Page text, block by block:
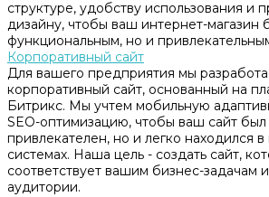
структуре, удобству использования и
дизайну, чтобы ваш интернет-магазин
функциональным, но и
Корпоративный сайт
Для вашего предприятия мы
корпоративный сайт, основанный на
Битрикс. Мы учтем мобильную
SEO-оптимизацию, чтобы ваш сайт был
привлекателен, но и легко находился
системах. Наша цель - создать сайт,
соответствует вашим бизнес-
аудитории.